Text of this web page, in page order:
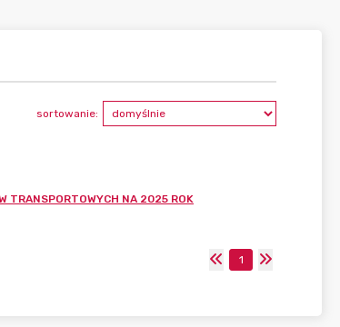
sortowanie:
TRANSPORTOWYCH NA 2025 ROK
1